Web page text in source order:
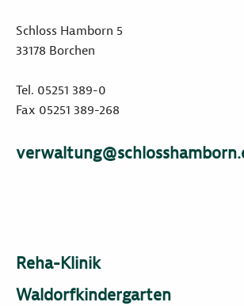
Schloss Hamborn 5
33178 Borchen
Tel. 05251 389-0
Fax 05251 389-268
Reha-Klinik
Waldorfkindergarten